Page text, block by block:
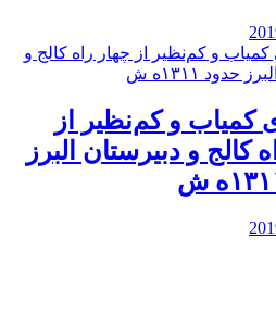
کمیاب و کم‌نظیر از
كالج و دبيرستان البرز